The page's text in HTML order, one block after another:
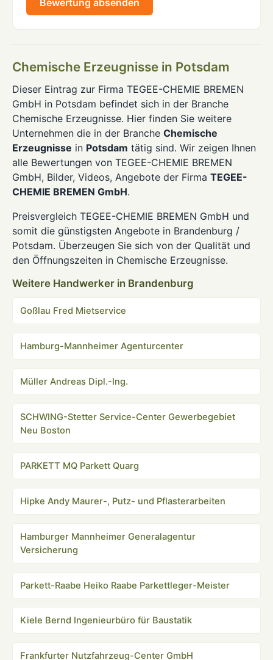
Chemische Erzeugnisse in Potsdam
Dieser Eintrag zur Firma TEGEE-CHEMIE BREMEN
GmbH in Potsdam befindet sich in der Branche
Chemische Erzeugnisse. Hier finden Sie weitere
Unternehmen die in der Branche Chemische
Erzeugnisse in Potsdam tätig sind. Wir zeigen Ihnen
alle Bewertungen von TEGEE-CHEMIE BREMEN
GmbH, Bilder, Videos, Angebote der Firma TEGEE-
CHEMIE BREMEN GmbH.
Preisvergleich TEGEE-CHEMIE BREMEN GmbH und
somit die günstigsten Angebote in Brandenburg /
Potsdam. Überzeugen Sie sich von der Qualität und
den Öffnungszeiten in Chemische Erzeugnisse.
Weitere Handwerker in Brandenburg
Goßlau Fred Mietservice
Hamburg-Mannheimer Agenturcenter
Müller Andreas Dipl.-Ing.
SCHWING-Stetter Service-Center Gewerbegebiet
Neu Boston
PARKETT MQ Parkett Quarg
Hipke Andy Maurer-, Putz- und Pflasterarbeiten
Hamburger Mannheimer Generalagentur
Versicherung
Parkett-Raabe Heiko Raabe Parkettleger-Meister
Kiele Bernd Ingenieurbüro für Baustatik
Frankfurter Nutzfahrzeug-Center GmbH